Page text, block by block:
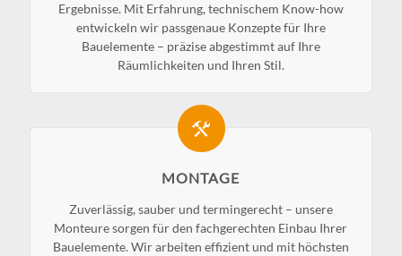
Ergebnisse. Mit Erfahrung, technischem Know-how
entwickeln wir passgenaue Konzepte für Ihre
Bauelemente – präzise abgestimmt auf Ihre
Räumlichkeiten und Ihren Stil.
MONTAGE
Zuverlässig, sauber und termingerecht – unsere
Monteure sorgen für den fachgerechten Einbau Ihrer
Bauelemente. Wir arbeiten effizient und mit höchsten